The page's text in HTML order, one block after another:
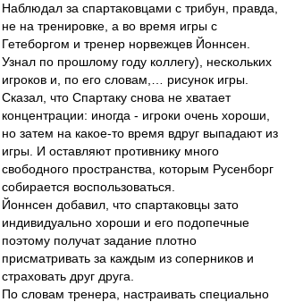
Наблюдал за спартаковцами с трибун, правда,
не на тренировке, а во время игры с
Гетеборгом и тренер норвежцев Йоннсен.
Узнал по прошлому году коллегу), нескольких
игроков и, по его словам,… рисунок игры.
Сказал, что Спартаку снова не хватает
концентрации: иногда - игроки очень хороши,
но затем на какое-то время вдруг выпадают из
игры. И оставляют противнику много
свободного пространства, которым Русенборг
собирается воспользоваться.
Йоннсен добавил, что спартаковцы зато
индивидуально хороши и его подопечные
поэтому получат задание плотно
присматривать за каждым из соперников и
страховать друг друга.
По словам тренера, настраивать специально